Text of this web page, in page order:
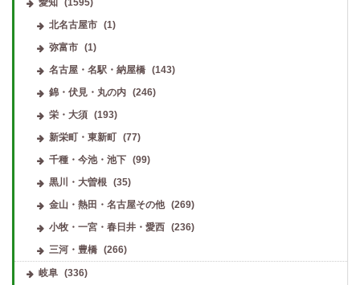
北名古屋市
(1)
弥富市
(1)
名古屋・名駅・納屋橋
(143)
錦・伏見・丸の内
(246)
栄・大須
(193)
新栄町・東新町
(77)
千種・今池・池下
(99)
黒川・大曽根
(35)
金山・熱田・名古屋その他
(269)
小牧・一宮・春日井・愛西
(236)
三河・豊橋
(266)
岐阜 (336)